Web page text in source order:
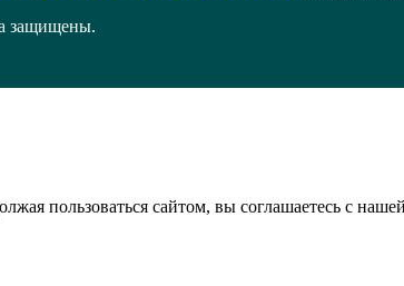
защищены.
пользоваться сайтом, вы соглашаетесь с